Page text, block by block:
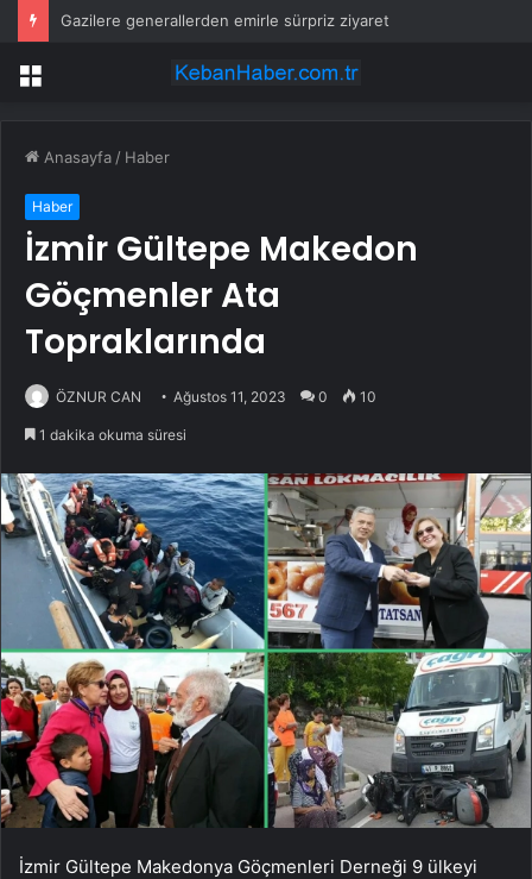
Gazilere generallerden emirle sürpriz ziyaret
Menü
Anasayfa / Haber
Haber
İzmir Gültepe Makedon
Göçmenler Ata
Topraklarında
ÖZNUR CAN Ağustos 11, 2023 0 10
1 dakika okuma süresi
İzmir Gültepe Makedonya Göçmenleri Derneği 9 ülkeyi